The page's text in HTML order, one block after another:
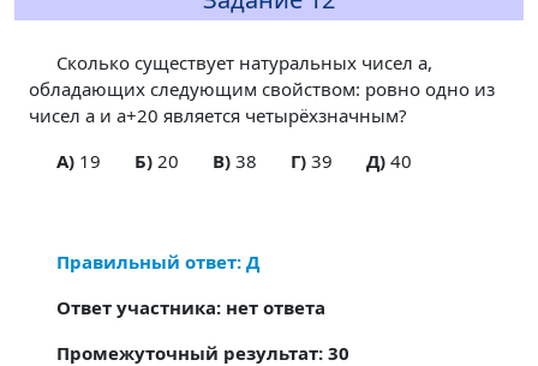
Сколько существует натуральных чисел a,
обладающих следующим свойством: ровно одно из
чисел a и a+20 является четырёхзначным?
A)19 Б)20 В)38 Г)39 Д)40
Правильный ответ: Д
Ответ участника: нет ответа
Промежуточный результат: 30